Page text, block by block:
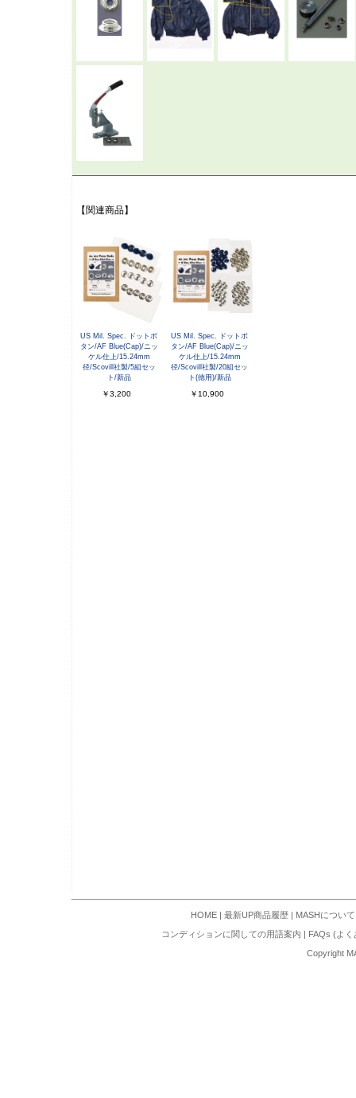
【関連商品】
US Mil. Spec. ドットボ
タン/AF Blue(Cap)/ニッ
ケル仕上/15.24mm
径/Scovill社製/5組セッ
ト/新品
￥3,200
US Mil. Spec. ドットボ
タン/AF Blue(Cap)/ニッ
ケル仕上/15.24mm
径/Scovill社製/20組セッ
ト(徳用)/新品
￥10,900
HOME | 最新UP商品履歴 | MASHについて
コンディションに関しての用語案内 | FAQs (よ
Copyright